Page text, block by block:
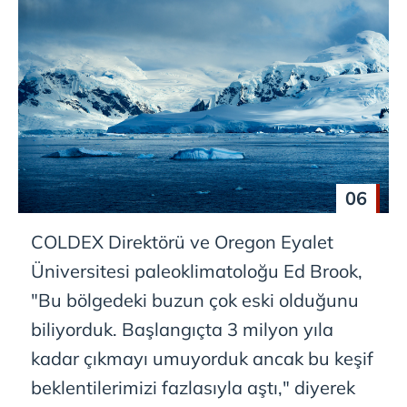
06
COLDEX Direktörü ve Oregon Eyalet
Üniversitesi paleoklimatoloğu Ed Brook,
"Bu bölgedeki buzun çok eski olduğunu
biliyorduk. Başlangıçta 3 milyon yıla
kadar çıkmayı umuyorduk ancak bu keşif
beklentilerimizi fazlasıyla aştı," diyerek